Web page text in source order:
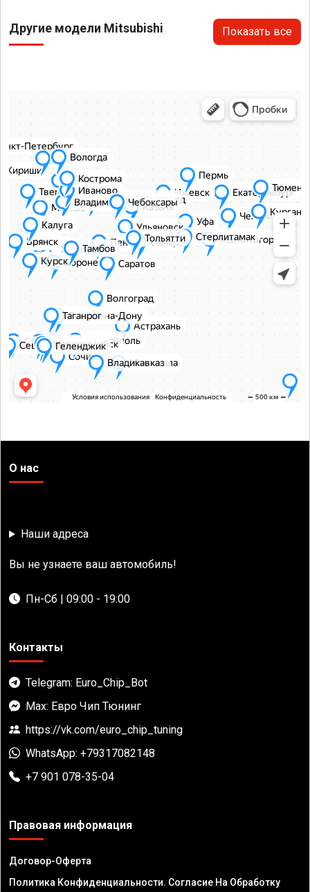
Другие модели Mitsubishi Показать все
О нас
Наши адреса
Вы не узнаете ваш автомобиль!
Пн-Сб | 09:00 - 19:00
Контакты
Telegram: Euro_Chip_Bot
Max: Евро Чип Тюнинг
https://vk.com/euro_chip_tuning
WhatsApp: +79317082148
+7 901 078-35-04
Правовая информация
Договор-Оферта
Политика Конфиденциальности. Согласие На Обработку